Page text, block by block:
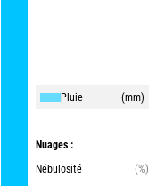
Pluie (mm)
Nuages :
Nébulosité
(%)